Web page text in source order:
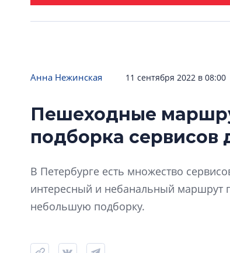
Анна Нежинская 11 сентября 2022 в 08:00
Пешеходные
подборка сервисов
В Петербурге есть множество
интересный и небанальный маршрут
небольшую подборку.